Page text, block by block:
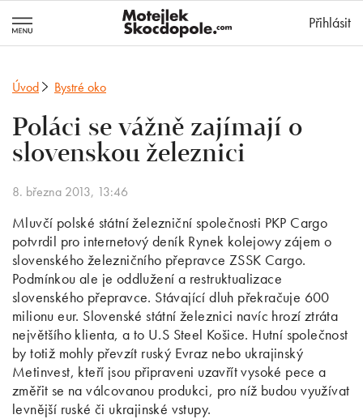
Přihlásit
Úvod Bystré oko
Poláci se vážně zajímají o
slovenskou železnici
8. března 2013, 13:46
Mluvčí polské státní železniční společnosti PKP Cargo
potvrdil pro internetový deník Rynek kolejowy zájem o
slovenského železničního přepravce ZSSK Cargo.
Podmínkou ale je oddlužení a restruktualizace
slovenského přepravce. Stávající dluh překračuje 600
milionu eur. Slovenské státní železnici navíc hrozí ztráta
největšího klienta, a to U.S Steel Košice. Hutní společnost
by totiž mohly převzít ruský Evraz nebo ukrajinský
Metinvest, kteří jsou připraveni uzavřít vysoké pece a
změřit se na válcovanou produkci, pro níž budou využívat
levnější ruské či ukrajinské vstupy.